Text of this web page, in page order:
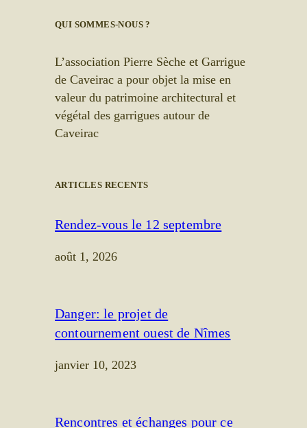
QUI SOMMES-NOUS ?
L’association Pierre Sèche et Garrigue
de Caveirac a pour objet la mise en
valeur du patrimoine architectural et
végétal des garrigues autour de
Caveirac
ARTICLES RECENTS
Rendez-vous le 12 septembre
août 1, 2026
Danger: le projet de
contournement ouest de Nîmes
janvier 10, 2023
Rencontres et échanges pour ce